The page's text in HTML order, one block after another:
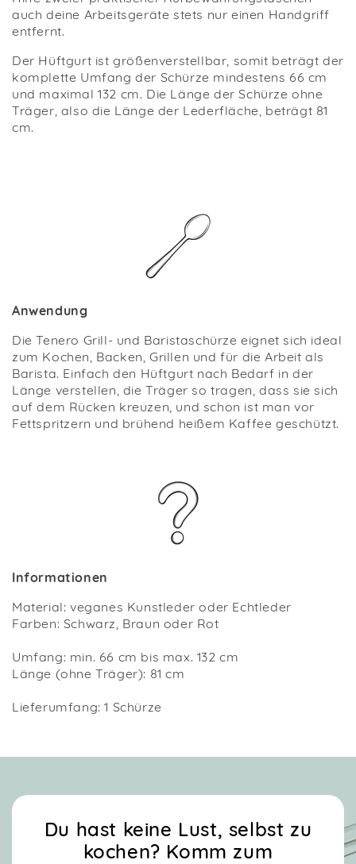
auch deine Arbeitsgeräte stets nur einen Handgriff
entfernt.
Der Hüftgurt ist größenverstellbar, somit beträgt der
komplette Umfang der Schürze mindestens 66 cm
und maximal 132 cm. Die Länge der Schürze ohne
Träger, also die Länge der Lederfläche, beträgt 81
cm.
Anwendung
Die Tenero Grill- und Baristaschürze eignet sich ideal
zum Kochen, Backen, Grillen und für die Arbeit als
Barista. Einfach den Hüftgurt nach Bedarf in der
Länge verstellen, die Träger so tragen, dass sie sich
auf dem Rücken kreuzen, und schon ist man vor
Fettspritzern und brühend heißem Kaffee geschützt.
Informationen
Material: veganes Kunstleder oder Echtleder
Farben: Schwarz, Braun oder Rot
Umfang: min. 66 cm bis max. 132 cm
Länge (ohne Träger): 81 cm
Lieferumfang: 1 Schürze
Du hast keine Lust, selbst zu
kochen? Komm zum